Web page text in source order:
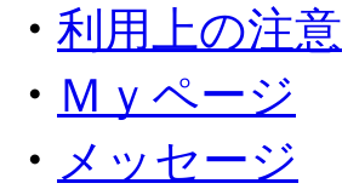
・ 利用上の注意
・ Ｍｙページ
・ メッセージ